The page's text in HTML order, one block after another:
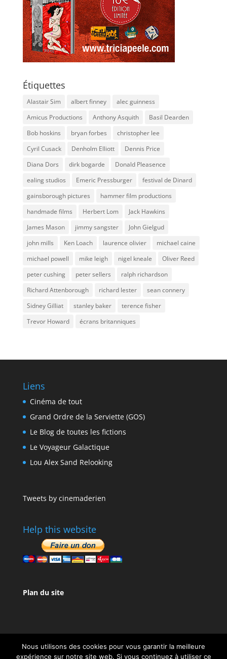
Étiquettes
Alastair Sim albert finney
alec guinness
Amicus Productions
Anthony Asquith
Basil Dearden
Bob hoskins
bryan forbes
christopher lee
Cyril Cusack
Denholm Elliott
Dennis Price
Diana Dors
dirk bogarde
Donald Pleasence
ealing studios
Emeric Pressburger
festival de Dinard
gainsborough pictures
hammer film productions
handmade films
Herbert Lom
Jack Hawkins
James Mason
jimmy sangster
John Gielgud
john mills
Ken Loach laurence olivier
michael caine
michael powell
mike leigh nigel kneale
Oliver Reed
peter cushing
peter sellers
ralph richardson
Richard Attenborough
richard lester
sean connery
Sidney Gilliat
stanley baker
terence fisher
Trevor Howard
écrans britanniques
Liens
Cinéma de tout
Grand Ordre de la Serviette (GOS)
Le Blog de toutes les fictions
Le Voyageur Galactique
Lou Alex Sand Relooking
Tweets by cinemaderien
Help this website
Plan du site
Nous utilisons des cookies pour vous garantir la meilleure
expérience sur notre site web. Si vous continuez à utiliser ce